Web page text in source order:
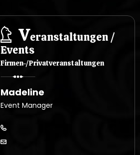
Veranstaltungen /
Events
Firmen-/Privatveranstaltungen
Madeline
Event Manager